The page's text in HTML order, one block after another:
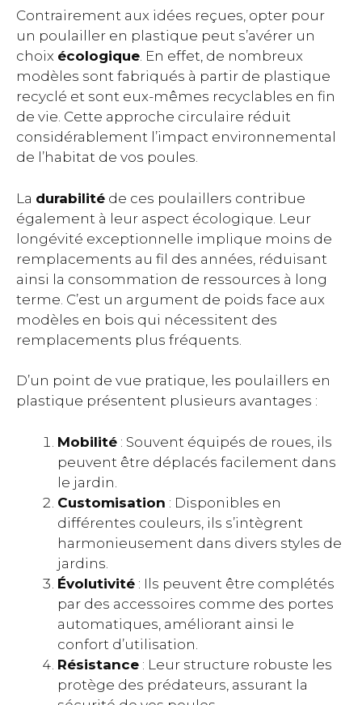
Contrairement aux idées reçues, opter pour
un poulailler en plastique peut s’avérer un
choix écologique. En effet, de nombreux
modèles sont fabriqués à partir de plastique
recyclé et sont eux-mêmes recyclables en fin
de vie. Cette approche circulaire réduit
considérablement l’impact environnemental
de l’habitat de vos poules.
La durabilité de ces poulaillers contribue
également à leur aspect écologique. Leur
longévité exceptionnelle implique moins de
remplacements au fil des années, réduisant
ainsi la consommation de ressources à long
terme. C’est un argument de poids face aux
modèles en bois qui nécessitent des
remplacements plus fréquents.
D’un point de vue pratique, les poulaillers en
plastique présentent plusieurs avantages :
Mobilité : Souvent équipés de roues, ils
peuvent être déplacés facilement dans
le jardin.
Customisation : Disponibles en
différentes couleurs, ils s’intègrent
harmonieusement dans divers styles de
jardins.
Évolutivité : Ils peuvent être complétés
par des accessoires comme des portes
automatiques, améliorant ainsi le
confort d’utilisation.
Résistance : Leur structure robuste les
protège des prédateurs, assurant la